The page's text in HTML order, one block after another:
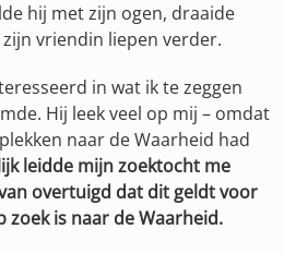
hij met zijn ogen, draaide
vriendin liepen verder.
in wat ik te zeggen
Hij leek veel op mij – omdat
naar de Waarheid had
leidde mijn zoektocht me
overtuigd dat dit geldt voor
is naar de Waarheid.